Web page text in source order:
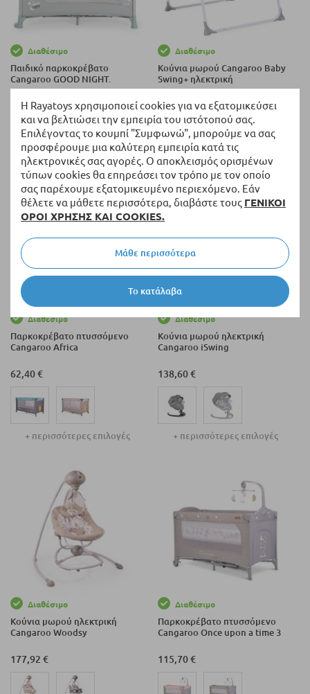
Η Rayatoys χρησιμοποιεί cookies για να εξατομικεύσει
και να βελτιώσει την εμπειρία του ιστότοπού σας.
Επιλέγοντας το κουμπί "Συμφωνώ", μπορούμε να σας
προσφέρουμε μια καλύτερη εμπειρία κατά τις
ηλεκτρονικές σας αγορές. Ο αποκλεισμός ορισμένων
τύπων cookies θα επηρεάσει τον τρόπο με τον οποίο
σας παρέχουμε εξατομικευμένο περιεχόμενο. Εάν
θέλετε να μάθετε περισσότερα, διαβάστε τους ΓΕΝΙΚΟΙ
ΟΡΟΙ ΧΡΗΣΗΣ ΚΑΙ COOKIES.
Το κατάλαβα
Μάθε περισσότερα
Διαθέσιμο
Παιδικό παρκοκρέβατο
Cangaroo GOOD NIGHT.
118,98 €
Διαθέσιμο
Κούνια μωρού Cangaroo Baby
Swing+ ηλεκτρική
από 106,20 €
Διαθέσιμο
Παρκοκρέβατο πτυσσόμενο
Cangaroo Africa
62,40 €
+ περισσότερες επιλογές
Διαθέσιμο
Κούνια μωρού ηλεκτρική
Cangaroo iSwing
138,60 €
+ περισσότερες επιλογές
Διαθέσιμο
Κούνια μωρού ηλεκτρική
Cangaroo Woodsy
177,92 €
Διαθέσιμο
Παρκοκρέβατο πτυσσόμενο
Cangaroo Once upon a time 3
115,70 €